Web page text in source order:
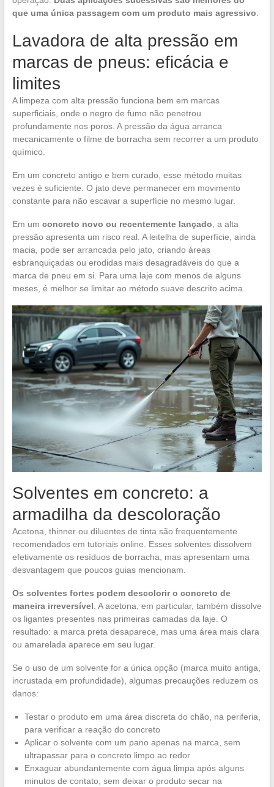
que uma única passagem com um produto mais agressivo
Lavadora de alta pressão em
marcas de pneus: eficácia e
limites
A limpeza com alta pressão funciona bem em marcas
superficiais, onde o negro de fumo não penetrou
profundamente nos poros. A pressão da água arranca
mecanicamente o filme de borracha sem recorrer a um produto
químico.
Em um concreto antigo e bem curado, esse método muitas
vezes é suficiente. O jato deve permanecer em movimento
constante para não escavar a superfície no mesmo lugar.
Em um concreto novo ou recentemente lançado , a alta
pressão apresenta um risco real. A leitelha de superfície, ainda
macia, pode ser arrancada pelo jato, criando áreas
esbranquiçadas ou erodidas mais desagradáveis do que a
marca de pneu em si. Para uma laje com menos de alguns
meses, é melhor se limitar ao método suave descrito acima.
Solventes em concreto: a
armadilha da descoloração
Acetona, thinner ou diluentes de tinta são frequentemente
recomendados em tutoriais online. Esses solventes dissolvem
efetivamente os resíduos de borracha, mas apresentam uma
desvantagem que poucos guias mencionam.
Os solventes fortes podem descolorir o concreto de
maneira irreversível. A acetona, em particular, também dissolve
os ligantes presentes nas primeiras camadas da laje. O
resultado: a marca preta desaparece, mas uma área mais clara
ou amarelada aparece em seu lugar.
Se o uso de um solvente for a única opção (marca muito antiga,
incrustada em profundidade), algumas precauções reduzem os
danos:
Testar o produto em uma área discreta do chão, na periferia,
para verificar a reação do concreto
Aplicar o solvente com um pano apenas na marca, sem
ultrapassar para o concreto limpo ao redor
Enxaguar abundantemente com água limpa após alguns
minutos de contato, sem deixar o produto secar na